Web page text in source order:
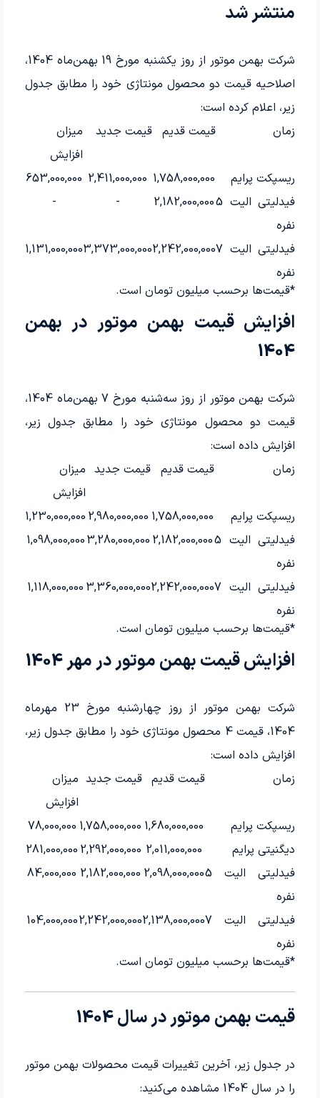
منتشر شد
شرکت بهمن موتور از روز یکشنبه مورخ 19 بهمن‌ماه 1404،
اصلاحیه قیمت دو محصول مونتاژی خود را مطابق جدول
زیر، اعلام کرده است:
زمان
قیمت قدیم قیمت جدید
میزان
افزایش
ریسپکت پرایم
1,758,000,000
2,411,000,000
653,000,000
فیدلیتی الیت 5
نفره
2,182,000,000
-
-
فیدلیتی الیت 7
نفره
2,242,000,000
3,373,000,000
1,131,000,000
*قیمت‌ها برحسب میلیون تومان است.
افزایش قیمت بهمن موتور در بهمن
1404
شرکت بهمن موتور از روز سه‌شنبه مورخ 7 بهمن‌ماه 1404،
قیمت دو محصول مونتاژی خود را مطابق جدول زیر،
افزایش داده است:
زمان
قیمت قدیم قیمت جدید میزان
افزایش
ریسپکت پرایم
1,758,000,000
2,980,000,000
1,230,000,000
فیدلیتی الیت 5
نفره
2,182,000,000
3,280,000,000
1,098,000,000
فیدلیتی الیت 7
نفره
2,242,000,000
3,360,000,000
1,118,000,000
*قیمت‌ها برحسب میلیون تومان است.
افزایش قیمت بهمن موتور در مهر 1404
شرکت بهمن موتور از روز چهارشنبه مورخ 23 مهرماه
1404، قیمت 4 محصول مونتاژی خود را مطابق جدول زیر،
افزایش داده است:
زمان
قیمت قدیم قیمت جدید میزان
افزایش
ریسپکت پرایم
1,680,000,000
1,758,000,000
78,000,000
دیگنیتی پرایم
2,011,000,000
2,292,000,000
281,000,000
فیدلیتی الیت 5
نفره
2,098,000,000
2,182,000,000
84,000,000
فیدلیتی الیت 7
نفره
2,138,000,000
2,242,000,000
104,000,000
*قیمت‌ها برحسب میلیون تومان است.
قیمت بهمن موتور در سال 1404
در جدول زیر، آخرین تغییرات قیمت محصولات بهمن موتور
را در سال 1404 مشاهده می‌کنید: